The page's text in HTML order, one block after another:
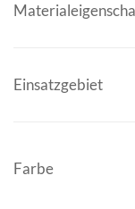
Einsatzgebiet
Farbe